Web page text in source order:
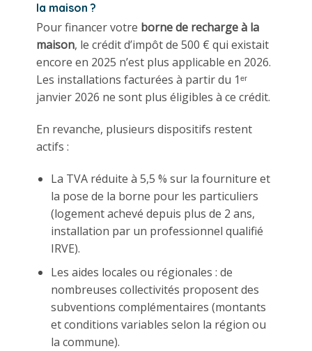
la maison ?
Pour financer votre borne de recharge à la
maison, le crédit d’impôt de 500 € qui existait
encore en 2025 n’est plus applicable en 2026.
Les installations facturées à partir du 1ᵉʳ
janvier 2026 ne sont plus éligibles à ce crédit.
En revanche, plusieurs dispositifs restent
actifs :
La TVA réduite à 5,5 % sur la fourniture et
la pose de la borne pour les particuliers
(logement achevé depuis plus de 2 ans,
installation par un professionnel qualifié
IRVE).
Les aides locales ou régionales : de
nombreuses collectivités proposent des
subventions complémentaires (montants
et conditions variables selon la région ou
la commune).